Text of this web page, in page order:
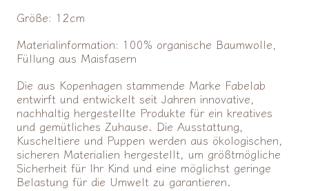
Größe: 12cm
Materialinformation: 100% organische Baumwolle,
Füllung aus Maisfasern
Die aus Kopenhagen stammende Marke Fabelab
entwirft und entwickelt seit Jahren innovative,
nachhaltig hergestellte Produkte für ein kreatives
und gemütliches Zuhause. Die Ausstattung,
Kuscheltiere und Puppen werden aus ökologischen,
sicheren Materialien hergestellt, um größtmögliche
Sicherheit für Ihr Kind und eine möglichst geringe
Belastung für die Umwelt zu garantieren.